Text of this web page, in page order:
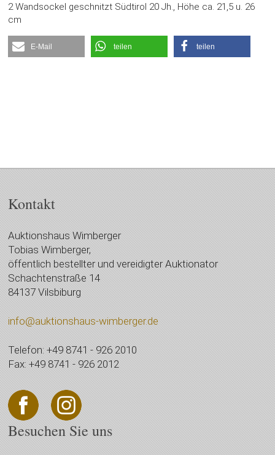
2 Wandsockel geschnitzt Südtirol 20 Jh., Höhe ca. 21,5 u. 26
cm
E-Mail teilen teilen
Kontakt
Auktionshaus Wimberger
Tobias Wimberger,
öffentlich bestellter und vereidigter Auktionator
Schachtenstraße 14
84137 Vilsbiburg
info@auktionshaus-wimberger.de
Telefon: +49 8741 - 926 2010
Fax: +49 8741 - 926 2012
Besuchen Sie uns